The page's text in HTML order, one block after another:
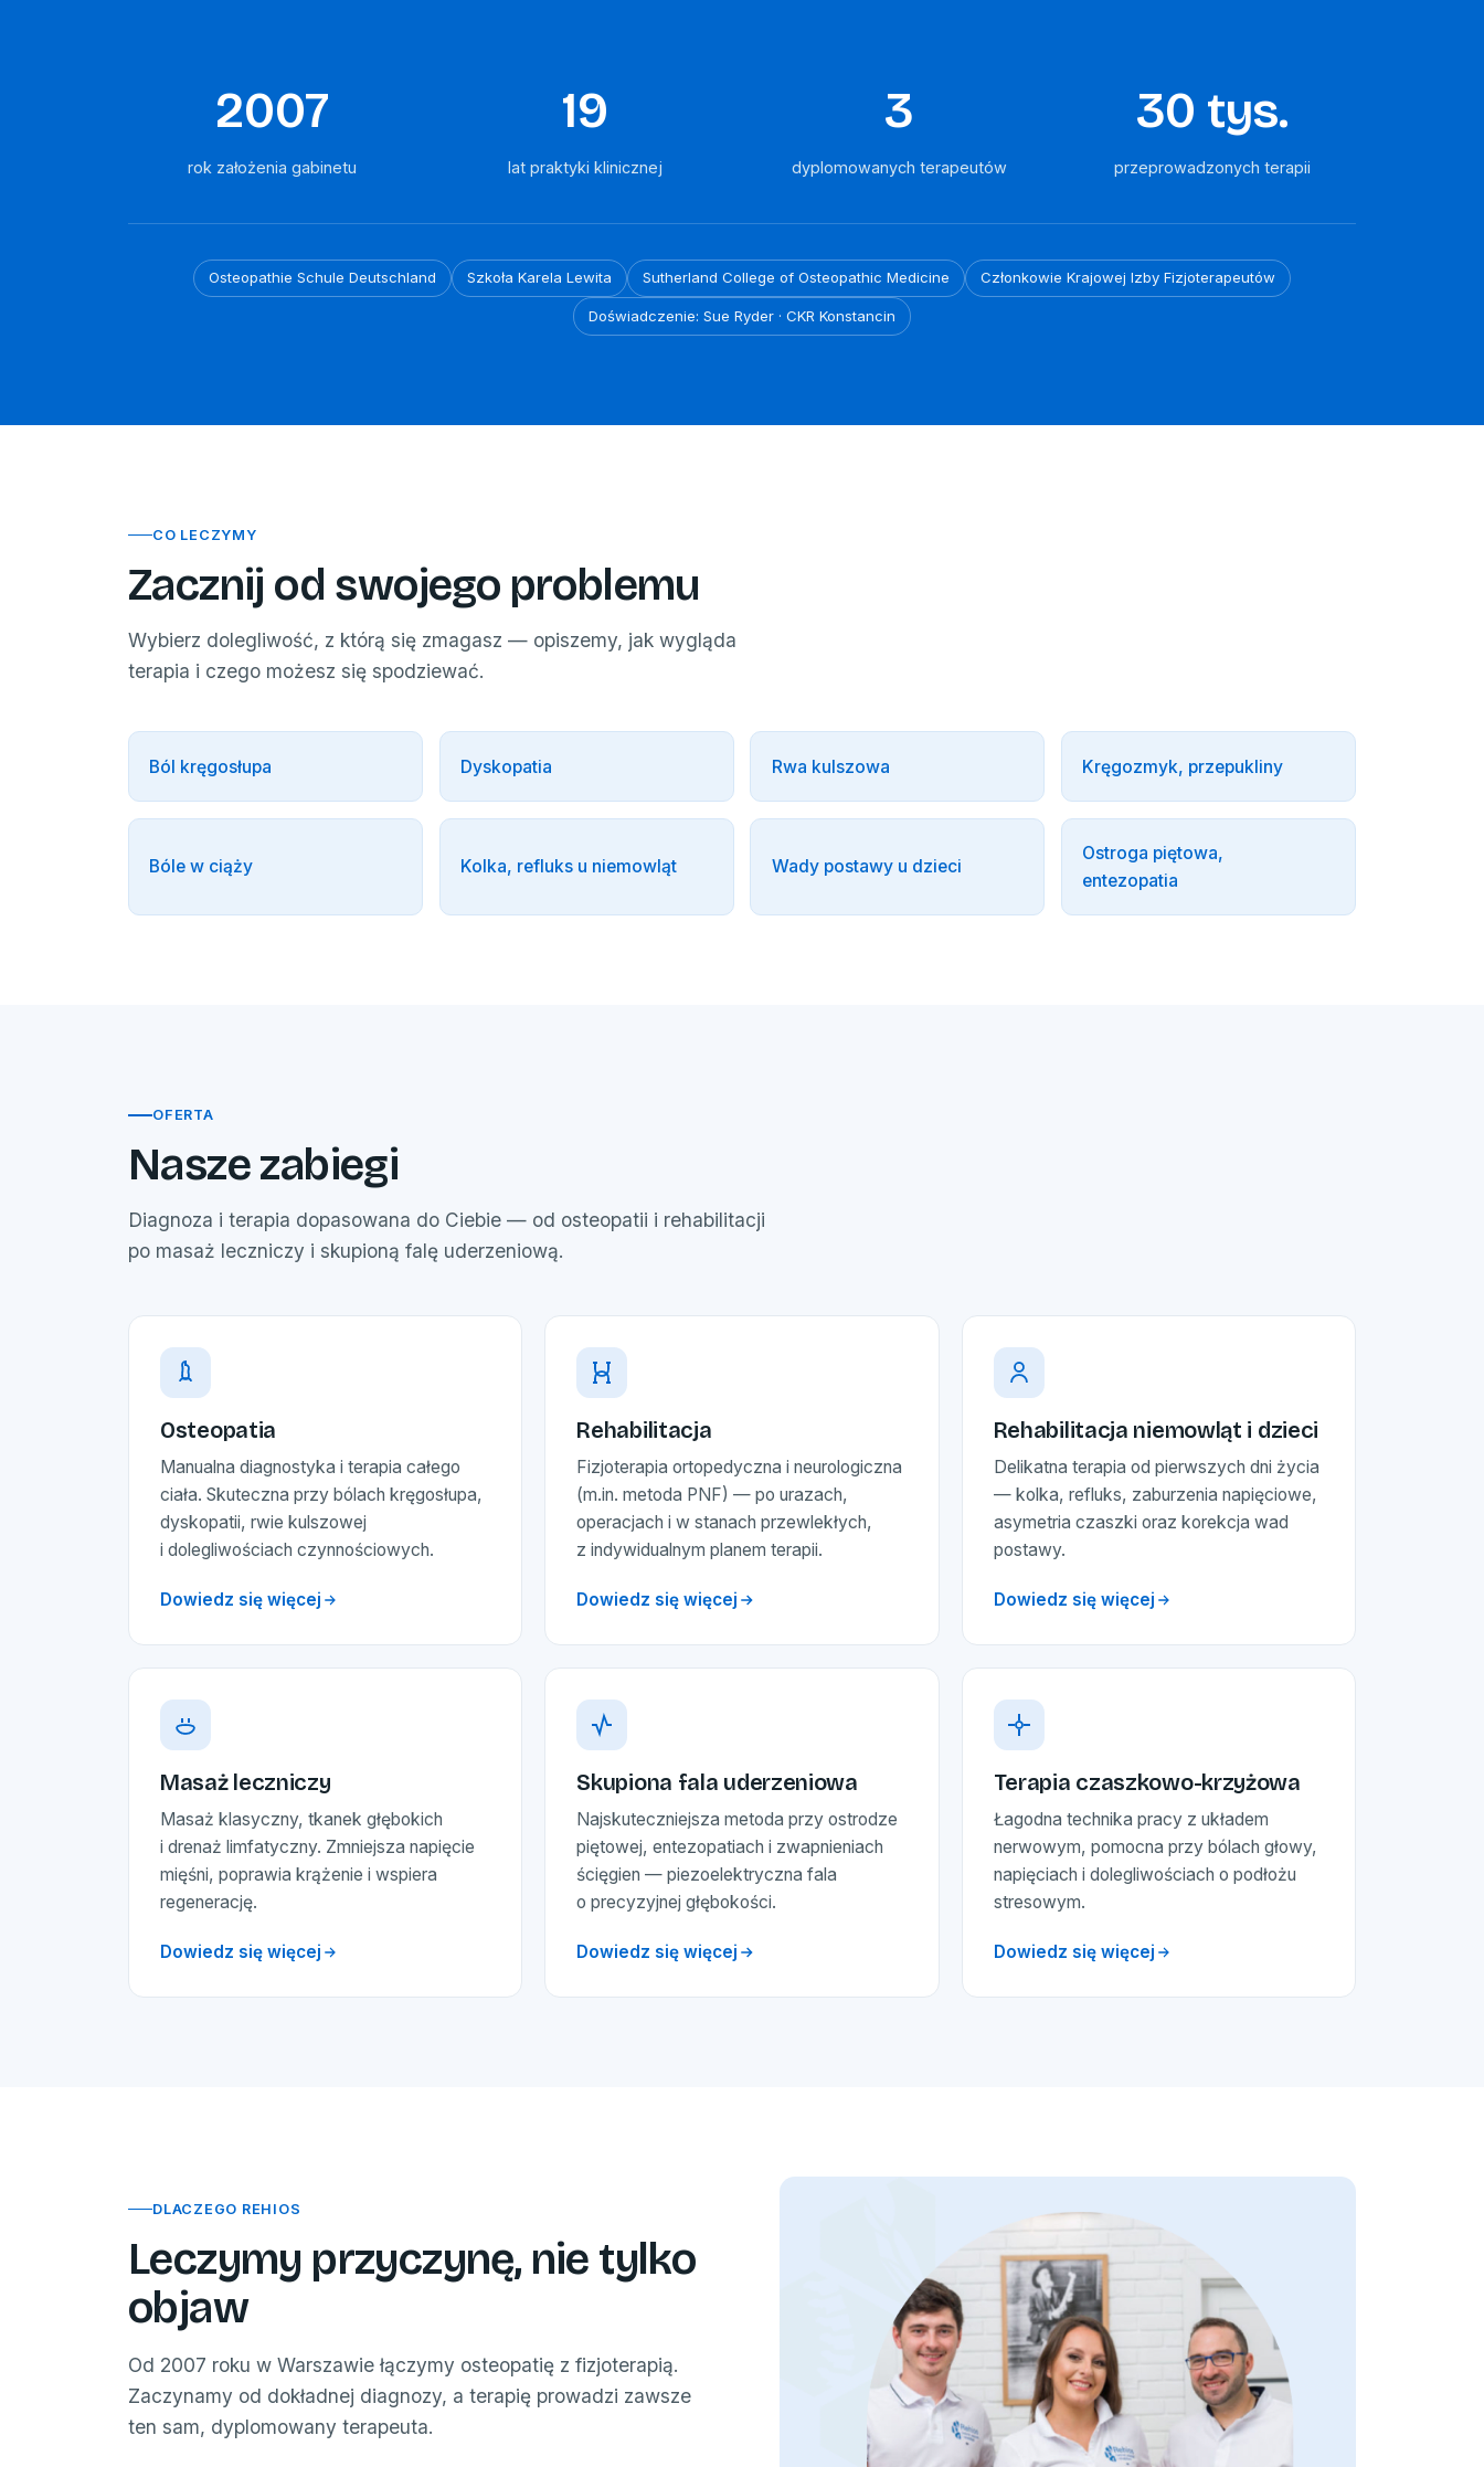
2007
rok założenia gabinetu
19
lat praktyki klinicznej
3
dyplomowanych terapeutów
30 tys.
przeprowadzonych terapii
Osteopathie Schule Deutschland Szkoła Karela Lewita Sutherland College of Osteopathic Medicine Członkowie Krajowej Izby Fizjoterapeutów
Doświadczenie: Sue Ryder · CKR Konstancin
CO LECZYMY
Zacznij od swojego problemu
Wybierz dolegliwość, z którą się zmagasz — opiszemy, jak wygląda
terapia i czego możesz się spodziewać.
Ból kręgosłupa Dyskopatia Rwa kulszowa Kręgozmyk, przepukliny
Bóle w ciąży Kolka, refluks u niemowląt Wady postawy u dzieci
Ostroga piętowa,
entezopatia
OFERTA
Nasze zabiegi
Diagnoza i terapia dopasowana do Ciebie — od osteopatii i rehabilitacji
po masaż leczniczy i skupioną falę uderzeniową.
Osteopatia
Manualna diagnostyka i terapia całego
ciała. Skuteczna przy bólach kręgosłupa,
dyskopatii, rwie kulszowej
i dolegliwościach czynnościowych.
Dowiedz się więcej
Rehabilitacja
Fizjoterapia ortopedyczna i neurologiczna
(m.in. metoda PNF) — po urazach,
operacjach i w stanach przewlekłych,
z indywidualnym planem terapii.
Dowiedz się więcej
Rehabilitacja niemowląt i dzieci
Delikatna terapia od pierwszych dni życia
— kolka, refluks, zaburzenia napięciowe,
asymetria czaszki oraz korekcja wad
postawy.
Dowiedz się więcej
Masaż leczniczy
Masaż klasyczny, tkanek głębokich
i drenaż limfatyczny. Zmniejsza napięcie
mięśni, poprawia krążenie i wspiera
regenerację.
Dowiedz się więcej
Skupiona fala uderzeniowa
Najskuteczniejsza metoda przy ostrodze
piętowej, entezopatiach i zwapnieniach
ścięgien — piezoelektryczna fala
o precyzyjnej głębokości.
Dowiedz się więcej
Terapia czaszkowo-krzyżowa
Łagodna technika pracy z układem
nerwowym, pomocna przy bólach głowy,
napięciach i dolegliwościach o podłożu
stresowym.
Dowiedz się więcej
DLACZEGO REHIOS
Leczymy przyczynę, nie tylko
objaw
Od 2007 roku w Warszawie łączymy osteopatię z fizjoterapią.
Zaczynamy od dokładnej diagnozy, a terapię prowadzi zawsze
ten sam, dyplomowany terapeuta.